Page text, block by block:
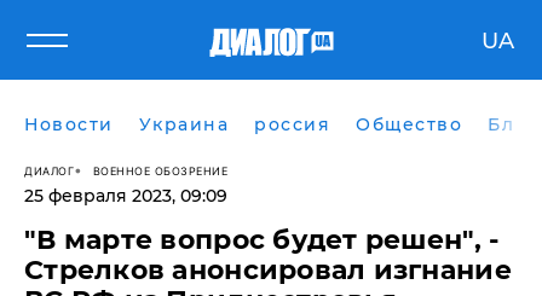
UA
Новости Украина россия Общество
ДИАЛОГ ВОЕННОЕ ОБОЗРЕНИЕ
25 февраля 2023, 09:09
​"В марте вопрос будет решен", -
Стрелков анонсировал изгнание